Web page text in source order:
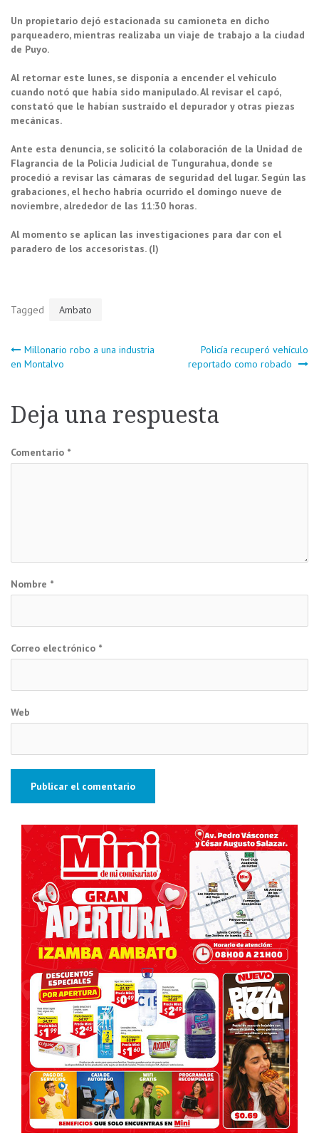
Un propietario dejó estacionada su camioneta en dicho
parqueadero, mientras realizaba un viaje de trabajo a la ciudad
de Puyo.
Al retornar este lunes, se disponía a encender el vehículo
cuando notó que había sido manipulado. Al revisar el capó,
constató que le habían sustraído el depurador y otras piezas
mecánicas.
Ante esta denuncia, se solicitó la colaboración de la Unidad de
Flagrancia de la Policía Judicial de Tungurahua, donde se
procedió a revisar las cámaras de seguridad del lugar. Según las
grabaciones, el hecho habría ocurrido el domingo nueve de
noviembre, alrededor de las 11:30 horas.
Al momento se aplican las investigaciones para dar con el
paradero de los accesoristas. (I)
Tagged Ambato
Navegación
entradas
Millonario robo a una industria
en Montalvo
Policía recuperó vehículo
reportado como robado
Deja una respuesta
Comentario *
Nombre *
Correo electrónico *
Web